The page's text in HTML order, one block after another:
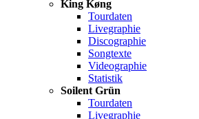
King Køng
Tourdaten
Livegraphie
Discographie
Songtexte
Videographie
Statistik
Soilent Grün
Tourdaten
Livegraphie